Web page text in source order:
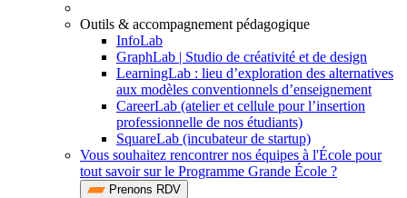
Outils & accompagnement pédagogique
InfoLab
GraphLab | Studio de créativité et de design
LearningLab : lieu d’exploration des alternatives
aux modèles conventionnels d’enseignement
CareerLab (atelier et cellule pour l’insertion
professionnelle de nos étudiants)
SquareLab (incubateur de startup)
Vous souhaitez rencontrer nos équipes à l'École pour
tout savoir sur le Programme Grande École ?
Prenons RDV